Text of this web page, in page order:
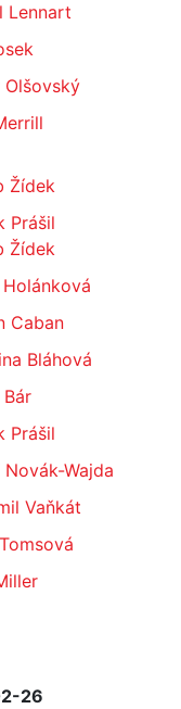
Lennart
Olšovský
Žídek
Prášil
Žídek
Caban
Bláhová
Bár
Prášil
Wajda
Vaňkát
26